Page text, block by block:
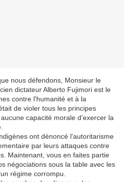
nous défendons, Monsieur le
dictateur Alberto Fujimori est le
contre l'humanité et à la
de violer tous les principes
capacité morale d'exercer la
ont dénoncé l'autoritarisme
par leurs attaques contre
Maintenant, vous en faites partie
négociations sous la table avec les
régime corrompu.